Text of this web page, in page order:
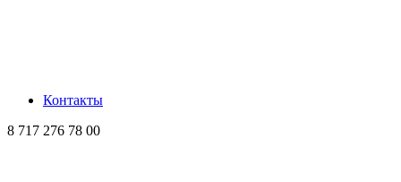
Контакты
8 717 276 78 00